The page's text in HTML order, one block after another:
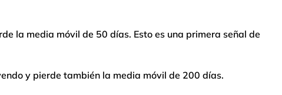
la media móvil de 50 días. Esto es una primera señal de
y pierde también la media móvil de 200 días.